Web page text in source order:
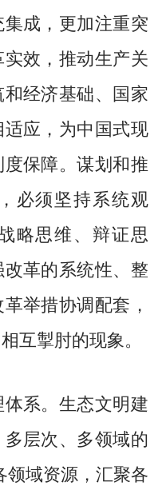
成，更加注重突
效，推动生产关
经济基础、国家
应，为中国式现
保障。谋划和推
必须坚持系统观
略思维、辩证思
革的系统性、整
举措协调配套，
互掣肘的现象。
系。生态文明建
层次、多领域的
领域资源，汇聚各